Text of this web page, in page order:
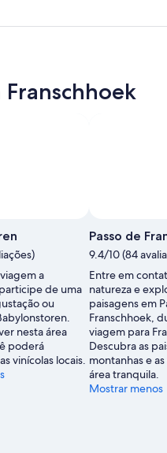
a
de uma
ou
nesta área
poderá
vinícolas locais.
Passo de
9.4/10 (84
Entre em
natureza e
paisagens em
Franschhoek,
viagem para
Descubra as
montanhas e
área tranquila.
Mostrar menos